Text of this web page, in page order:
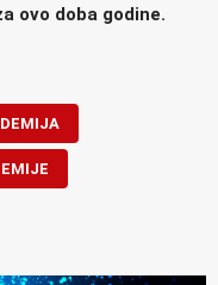
ovo doba godine.